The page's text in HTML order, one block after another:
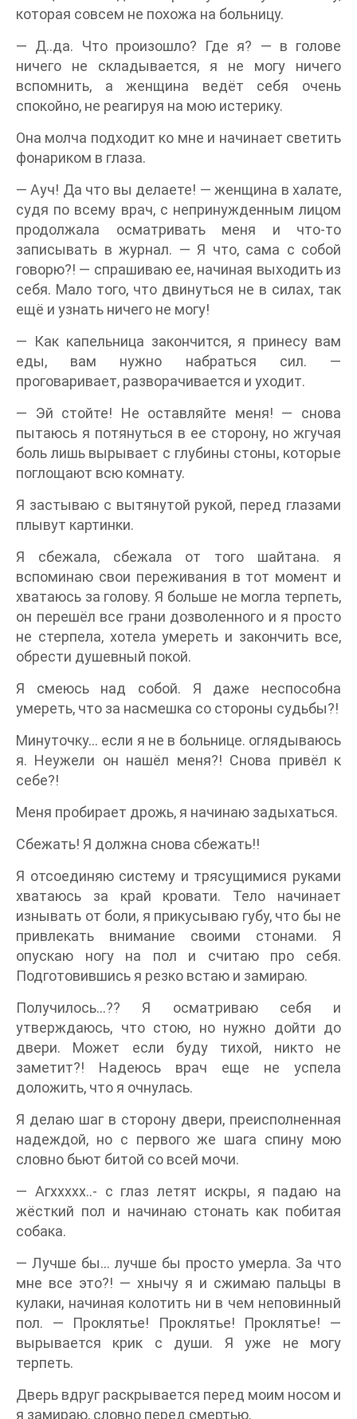
которая совсем не похожа на больницу.
— Д..да. Что произошло? Где я? — в голове
ничего не складывается, я не могу ничего
вспомнить, а женщина ведёт себя очень
спокойно, не реагируя на мою истерику.
Она молча подходит ко мне и начинает светить
фонариком в глаза.
— Ауч! Да что вы делаете! — женщина в халате,
судя по всему врач, с непринужденным лицом
продолжала осматривать меня и что-то
записывать в журнал. — Я что, сама с собой
говорю?! — спрашиваю ее, начиная выходить из
себя. Мало того, что двинуться не в силах, так
ещё и узнать ничего не могу!
— Как капельница закончится, я принесу вам
еды, вам нужно набраться сил. —
проговаривает, разворачивается и уходит.
— Эй стойте! Не оставляйте меня! — снова
пытаюсь я потянуться в ее сторону, но жгучая
боль лишь вырывает с глубины стоны, которые
поглощают всю комнату.
Я застываю с вытянутой рукой, перед глазами
плывут картинки.
Я сбежала, сбежала от того шайтана. я
вспоминаю свои переживания в тот момент и
хватаюсь за голову. Я больше не могла терпеть,
он перешёл все грани дозволенного и я просто
не стерпела, хотела умереть и закончить все,
обрести душевный покой.
Я смеюсь над собой. Я даже неспособна
умереть, что за насмешка со стороны судьбы?!
Минуточку… если я не в больнице. оглядываюсь
я. Неужели он нашёл меня?! Снова привёл к
себе?!
Меня пробирает дрожь, я начинаю задыхаться.
Сбежать! Я должна снова сбежать!!
Я отсоединяю систему и трясущимися руками
хватаюсь за край кровати. Тело начинает
изнывать от боли, я прикусываю губу, что бы не
привлекать внимание своими стонами. Я
опускаю ногу на пол и считаю про себя.
Подготовившись я резко встаю и замираю.
Получилось…?? Я осматриваю себя и
утверждаюсь, что стою, но нужно дойти до
двери. Может если буду тихой, никто не
заметит?! Надеюсь врач еще не успела
доложить, что я очнулась.
Я делаю шаг в сторону двери, преисполненная
надеждой, но с первого же шага спину мою
словно бьют битой со всей мочи.
— Агххххх..- с глаз летят искры, я падаю на
жёсткий пол и начинаю стонать как побитая
собака.
— Лучше бы… лучше бы просто умерла. За что
мне все это?! — хнычу я и сжимаю пальцы в
кулаки, начиная колотить ни в чем неповинный
пол. — Проклятье! Проклятье! Проклятье! —
вырывается крик с души. Я уже не могу
терпеть.
Дверь вдруг раскрывается перед моим носом и
я замираю, словно перед смертью.